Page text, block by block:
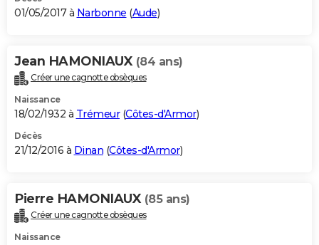
01/05/2017 à Narbonne (Aude)
Jean HAMONIAUX (84 ans)
Créer une cagnotte obsèques
Naissance
18/02/1932 à Trémeur(Côtes-d'Armor)
Décès
21/12/2016 à Dinan (Côtes-d'Armor)
Pierre HAMONIAUX (85 ans)
Créer une cagnotte obsèques
Naissance